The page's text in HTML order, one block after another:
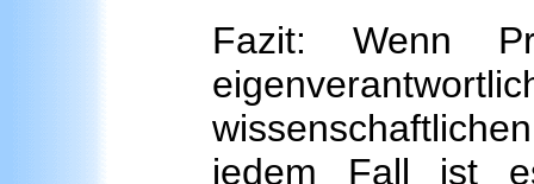
Fazit: Wenn
jedem Fall ist